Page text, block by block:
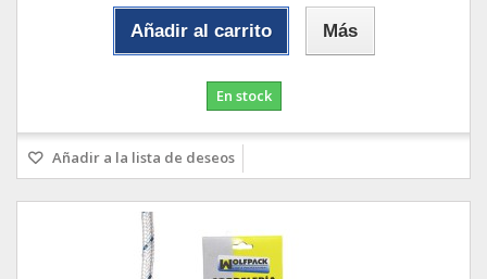
Añadir al carrito Más
En stock
Añadir a la lista de deseos